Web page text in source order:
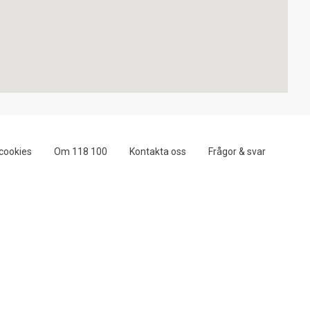
Om 118 100 Kontakta oss Frågor & svar